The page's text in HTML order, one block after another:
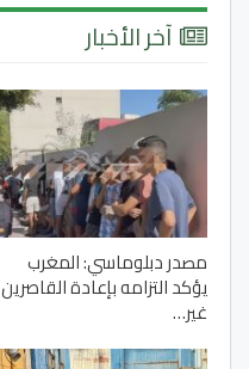
آخر الأخبار
مصدر دبلوماسي: المغرب
يؤكد التزامه بإعادة القاصرين
غير…